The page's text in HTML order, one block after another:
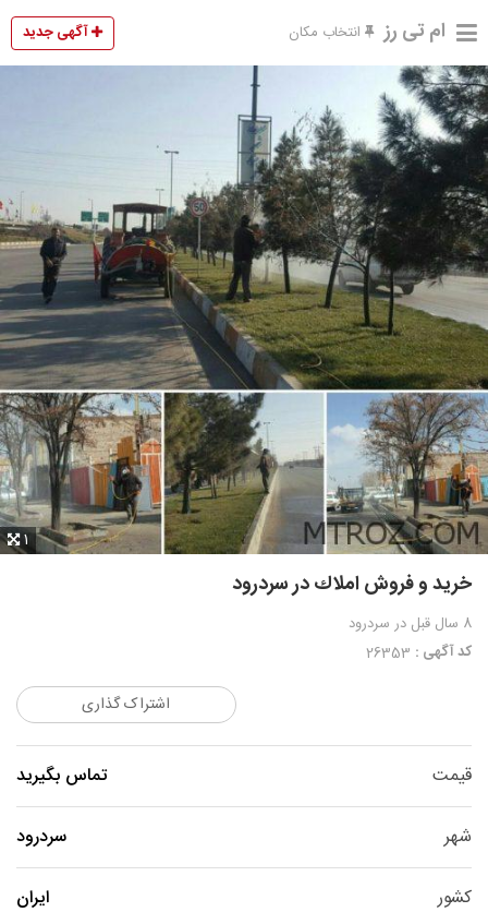
ام تی رز انتخاب مکان آگهی جدید
1
خريد و فروش املاك در سردرود
8 سال قبل
در سردرود
کد آگهی :
اشتراک گذاری
قیمت تماس بگیرید
شهر سردرود
کشور ایران